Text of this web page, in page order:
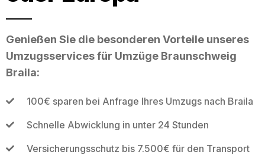
Genießen Sie die besonderen Vorteile unseres
Umzugsservices für Umzüge Braunschweig
Braila:
100€ sparen bei Anfrage Ihres Umzugs nach Braila
Schnelle Abwicklung in unter 24 Stunden
Versicherungsschutz bis 7.500€ für den Transport